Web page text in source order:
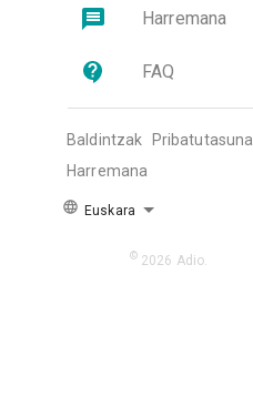
Harremana
FAQ
Baldintzak
Pribatutasuna
Harremana
Euskara
© 2026 Adio.